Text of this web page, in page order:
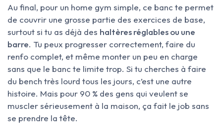
Au final, pour un home gym simple, ce banc te permet
de couvrir une grosse partie des exercices de base,
surtout si tu as déjà des haltères réglables ou une
barre. Tu peux progresser correctement, faire du
renfo complet, et même monter un peu en charge
sans que le banc te limite trop. Si tu cherches à faire
du bench très lourd tous les jours, c’est une autre
histoire. Mais pour 90 % des gens qui veulent se
muscler sérieusement à la maison, ça fait le job sans
se prendre la tête.